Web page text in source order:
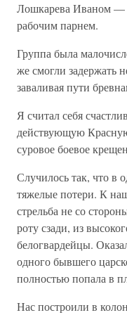
Лошкарева Иваном —
рабочим парнем.
Группа была
же смогли задержать
заваливая пути
Я считал себя
действующую
суровое боевое
Случилось так, что в
тяжелые потери. К
стрельба не со
роту сзади, из
белогвардейцы.
одного бывшего
полностью попала в
Нас построили в